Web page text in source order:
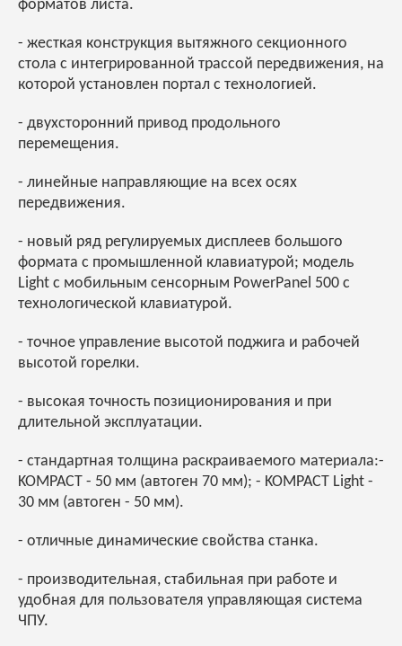
форматов листа.
- жесткая конструкция вытяжного секционного
стола с интегрированной трассой передвижения, на
которой установлен портал с технологией.
- двухсторонний привод продольного
перемещения.
- линейные направляющие на всех осях
передвижения.
- новый ряд регулируемых дисплеев большого
формата с промышленной клавиатурой; модель
Light с мобильным сенсорным PowerPanel 500 с
технологической клавиатурой.
- точное управление высотой поджига и рабочей
высотой горелки.
- высокая точность позиционирования и при
длительной эксплуатации.
- стандартная толщина раскраиваемого материала:-
KOMPACT - 50 мм (автоген 70 мм); - KOMPACT Light -
30 мм (автоген - 50 мм).
- отличные динамические свойства станка.
- производительная, стабильная при работе и
удобная для пользователя управляющая система
ЧПУ.